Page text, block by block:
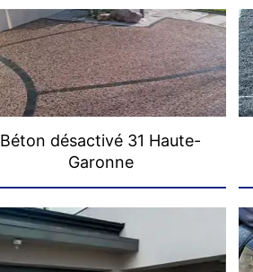
Béton désactivé 31 Haute-
Garonne